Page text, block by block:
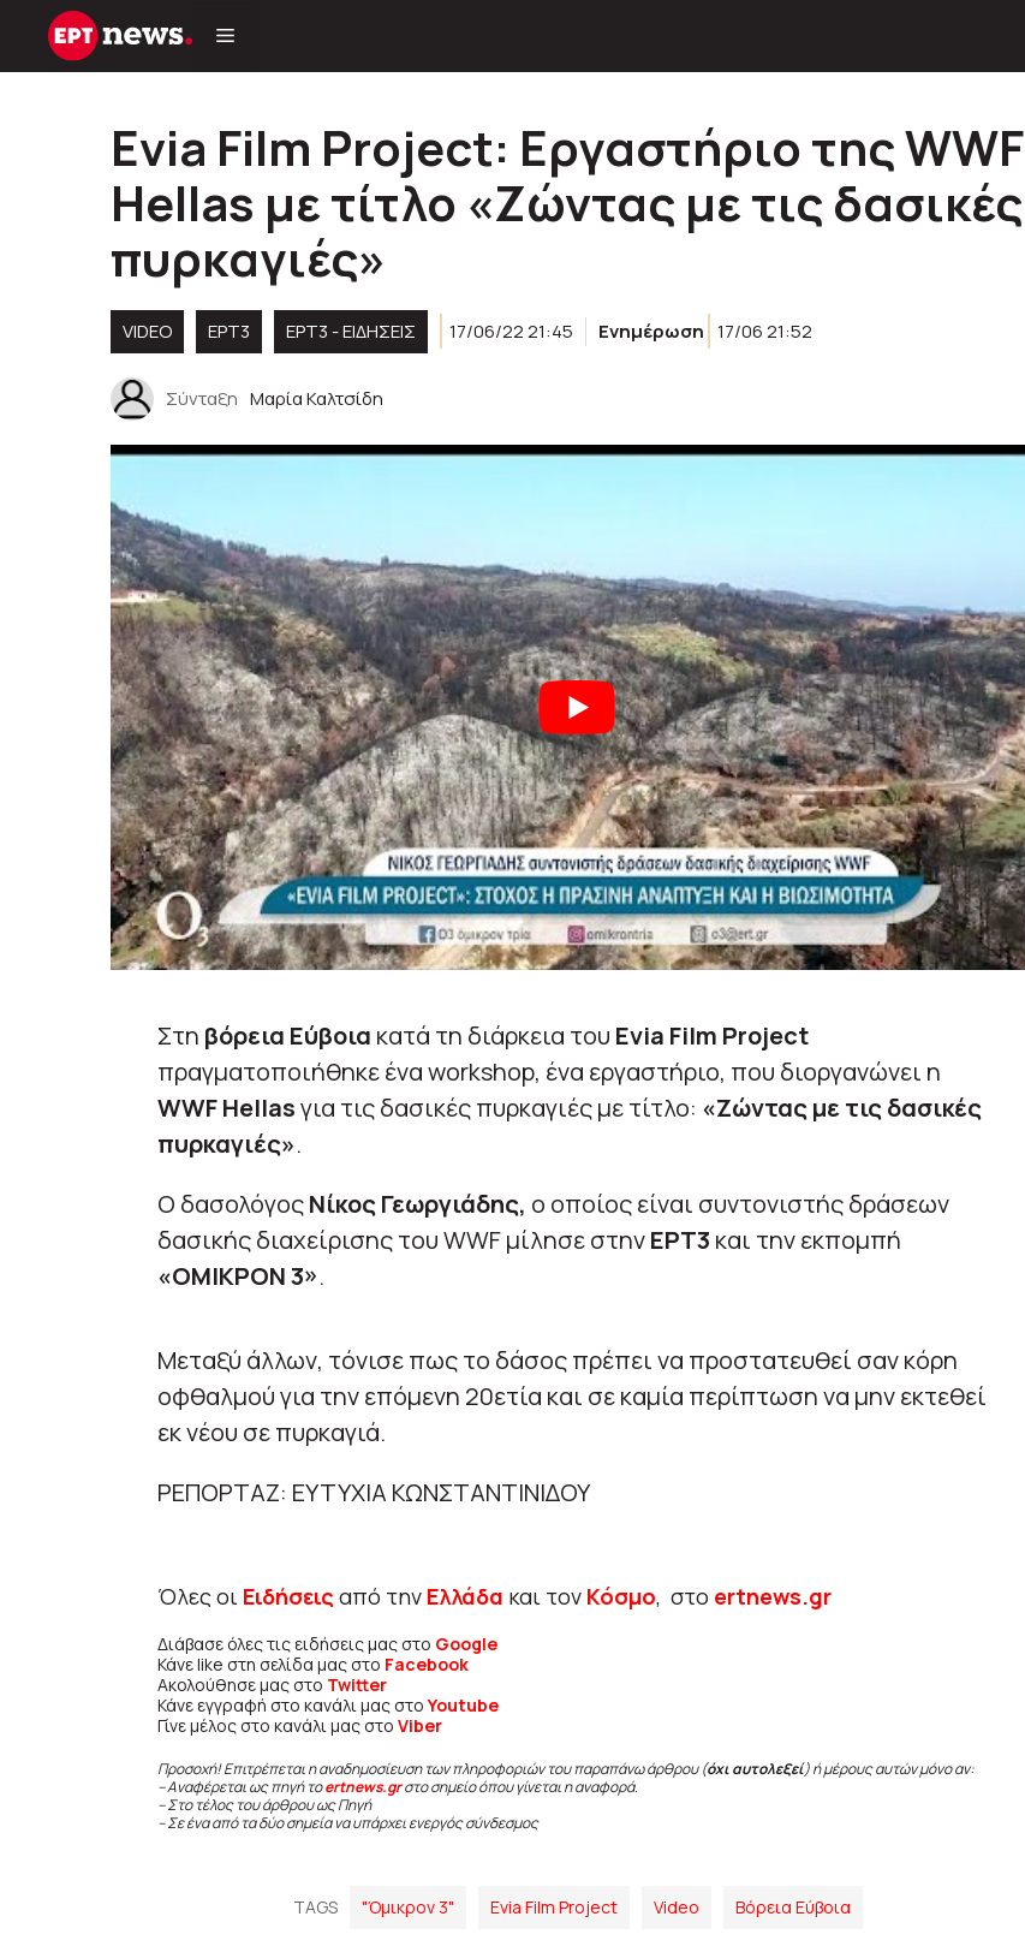
Μετάβαση
Evia Film Project: Εργαστήριο της WWF
Hellas με τίτλο «Ζώντας με τις δασικές
πυρκαγιές»
VIDEO ΕΡΤ3 ΕΡΤ3 - ΕΙΔΉΣΕΙΣ 17/06/22 21:45 Ενημέρωση 17/06 21:52
Σύνταξη Μαρία Καλτσίδη
Στη βόρεια Εύβοια κατά τη διάρκεια του Evia Film Project
πραγματοποιήθηκε ένα workshop, ένα εργαστήριο, που διοργανώνει η
WWF Hellasγια τις δασικές πυρκαγιές με τίτλο: «Ζώντας με τις δασικές
πυρκαγιές».
Ο δασολόγοςΝίκος Γεωργιάδης, ο οποίος είναι συντονιστής δράσεων
δασικής διαχείρισης του WWF μίλησε στηνΕΡΤ3 και την εκπομπή
«ΟΜΙΚΡΟΝ 3».
Μεταξύ άλλων, τόνισε πως το δάσος πρέπει να προστατευθεί σαν κόρη
οφθαλμού για την επόμενη 20ετία και σε καμία περίπτωση να μην εκτεθεί
εκ νέου σε πυρκαγιά.
ΡΕΠΟΡΤΑΖ: ΕΥΤΥΧΙΑ ΚΩΝΣΤΑΝΤΙΝΙΔΟΥ
Όλες οι Ειδήσεις από την Ελλάδα και τον Κόσμο, στο ertnews.gr
Διάβασε όλες τις ειδήσεις μας στο Google
Κάνε like στη σελίδα μας στο Facebook
Ακολούθησε μας στο Twitter
Κάνε εγγραφή στο κανάλι μας στοYoutube
Γίνε μέλος στο κανάλι μας στο Viber
Προσοχή! Επιτρέπεται η αναδημοσίευση των πληροφοριών του παραπάνω άρθρου (όχι αυτολεξεί) ή μέρους αυτών μόνο αν:
– Αναφέρεται ως πηγή τοertnews.gr στο σημείο όπου γίνεται η αναφορά.
– Στο τέλος του άρθρου ως Πηγή
– Σε ένα από τα δύο σημεία να υπάρχει ενεργός σύνδεσμος
TAGS "Όμικρον 3" Evia Film Project Video Βόρεια Εύβοια